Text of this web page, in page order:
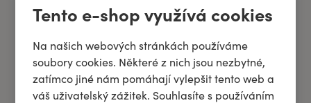
Tento e-shop využívá cookies
Na našich webových stránkách používáme
soubory cookies. Některé z nich jsou nezbytné,
zatímco jiné nám pomáhají vylepšit tento web a
váš uživatelský zážitek. Souhlasíte s používáním
Zachraň produkt
Dárkové sady
Novinky
Tipy měsíce